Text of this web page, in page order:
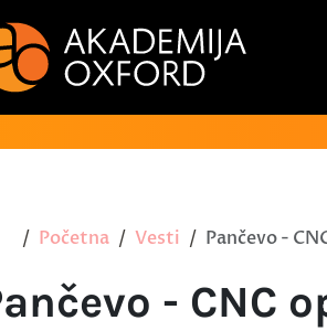
Početna Vesti Pančevo -
- CNC